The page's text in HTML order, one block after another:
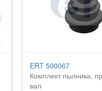
ERT 500067
Комплект пылника,
вал